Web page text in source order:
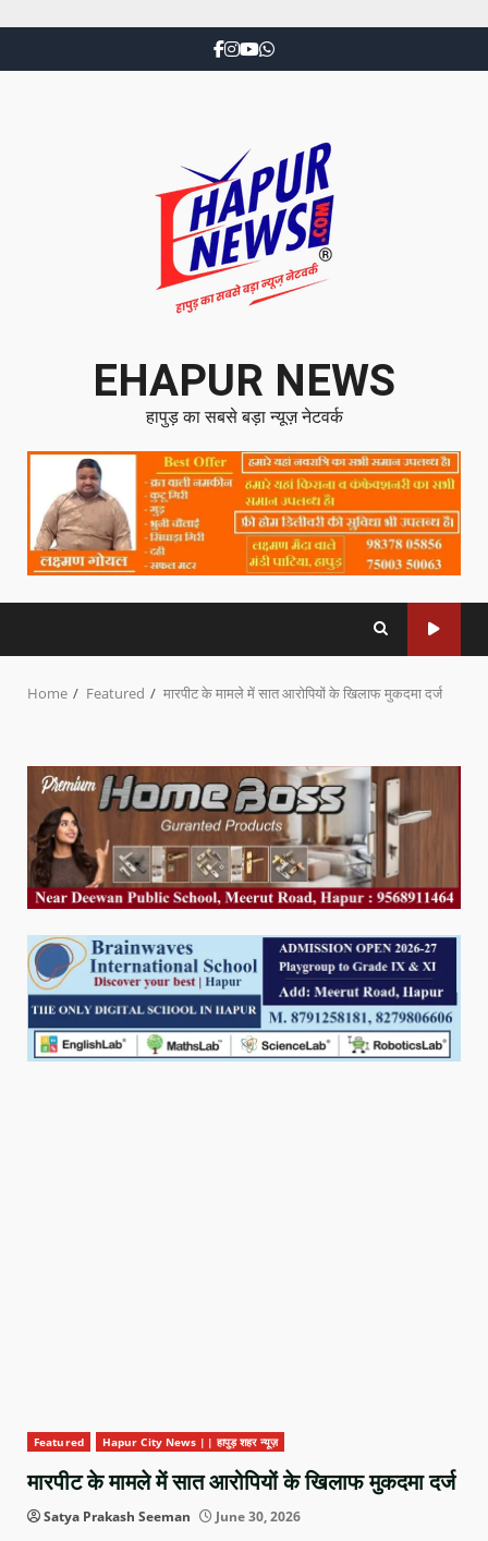
EHAPUR NEWS
हापुड़ का सबसे बड़ा न्यूज़ नेटवर्क
Home Featured मारपीट के मामले में सात आरोपियों के खिलाफ मुकदमा दर्ज
Featured Hapur City News || हापुड़ शहर न्यूज़
मारपीट के मामले में सात आरोपियों के खिलाफ मुकदमा दर्ज
Satya Prakash Seeman June 30, 2026